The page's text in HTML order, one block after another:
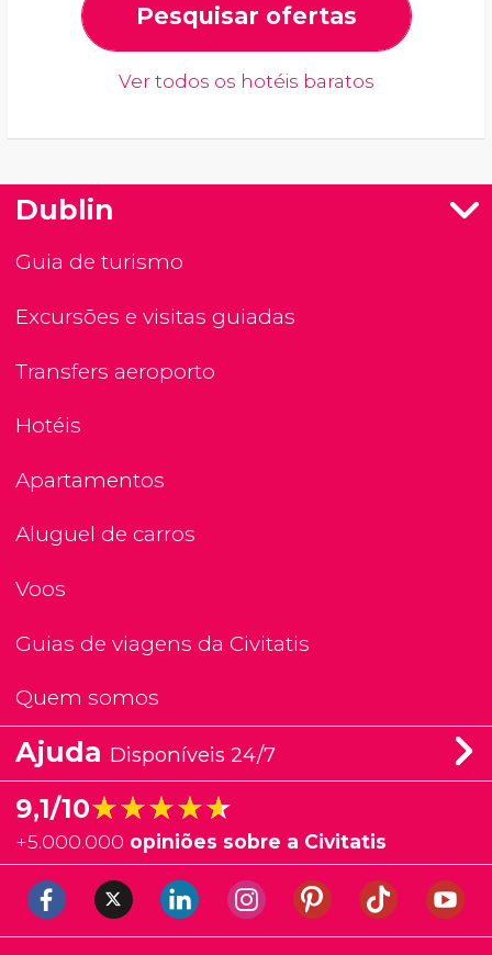
Pesquisar ofertas
Ver todos os hotéis baratos
Dublin
Guia de turismo
Excursões e visitas guiadas
Transfers aeroporto
Hotéis
Apartamentos
Aluguel de carros
Voos
Guias de viagens da Civitatis
Quem somos
Ajuda Disponíveis 24/7
9,1/10★★★★★
★★★★★
+5.000.000 opiniões sobre a Civitatis